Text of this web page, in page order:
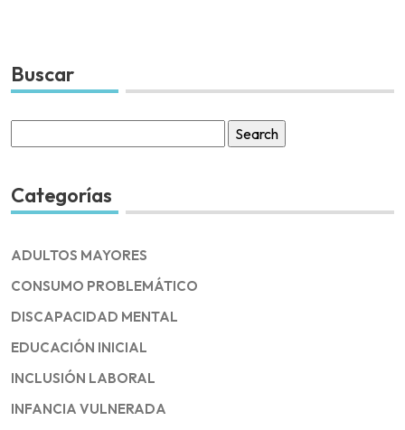
Buscar
for:
Categorías
ADULTOS MAYORES
CONSUMO PROBLEMÁTICO
DISCAPACIDAD MENTAL
EDUCACIÓN INICIAL
INCLUSIÓN LABORAL
INFANCIA VULNERADA